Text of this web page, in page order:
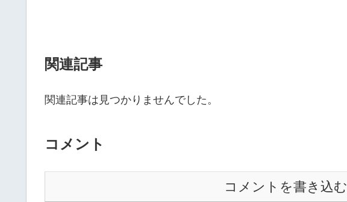
関連記事
関連記事は見つかりませんでした。
コメント
コメントを書き込む